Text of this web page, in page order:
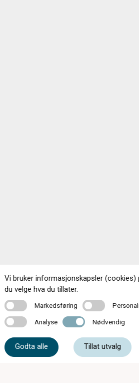
Vi bruker informasjonskapsler (cookies)
du velge hva du tillater.
MarkedsføringMarkedsføring Personalisering
Analyse Analyse Nødvendig Nødvendig
Godta alle Tillat utvalg